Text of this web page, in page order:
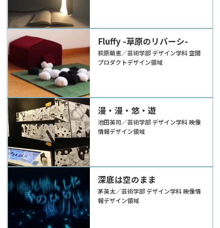
Fluffy -草原のリバーシ-
萩原萌恵／芸術学部 デザイン学科 空間
プロダクトデザイン領域
漫・漫・悠・遊
池田英司／芸術学部 デザイン学科 映像
情報デザイン領域
深底は空のまま
茅英太／芸術学部 デザイン学科 映像情
報デザイン領域